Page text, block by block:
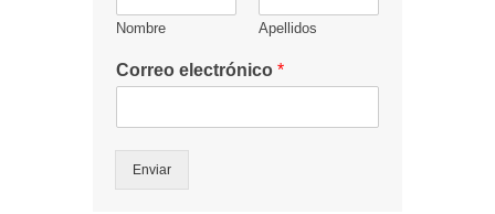
Nombre Apellidos
Correo electrónico *
Enviar